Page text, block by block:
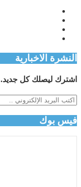
النشرة الاخبارية
اشترك ليصلك كل جديد.
فيس بوك